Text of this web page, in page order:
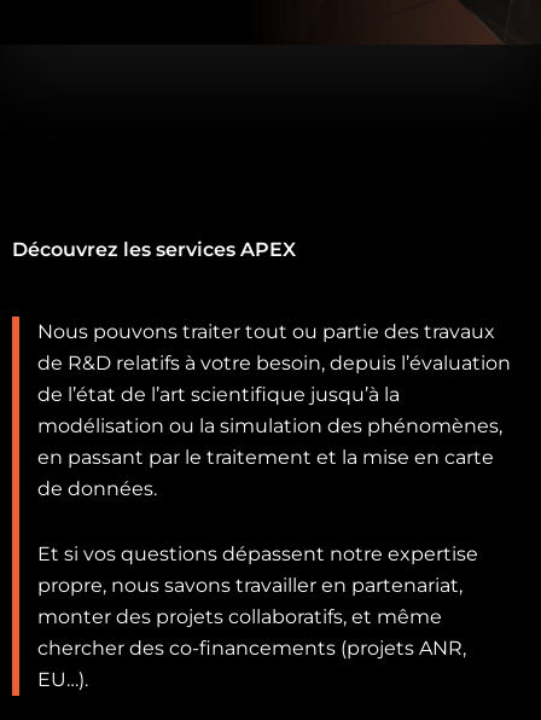
Découvrez les services APEX
Nous pouvons traiter tout ou partie des travaux
de R&D relatifs à votre besoin, depuis l’évaluation
de l’état de l’art scientifique jusqu’à la
modélisation ou la simulation des phénomènes,
en passant par le traitement et la mise en carte
de données.
Et si vos questions dépassent notre expertise
propre, nous savons travailler en partenariat,
monter des projets collaboratifs, et même
chercher des co-financements (projets ANR,
EU…).